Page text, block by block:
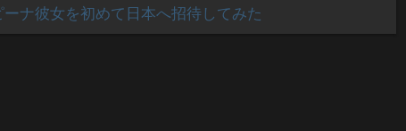
ナ彼女を初めて日本へ招待してみた